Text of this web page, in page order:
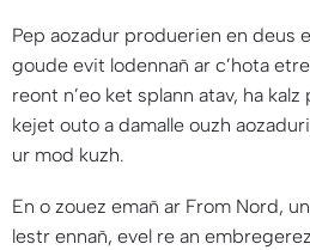
Pep aozadur produerien en deus
goude evit lodennañ ar c’hota
reont n’eo ket splann atav, ha
kejet outo a damalle ouzh
ur mod kuzh.
En o zouez emañ ar From Nord,
lestr ennañ, evel re an